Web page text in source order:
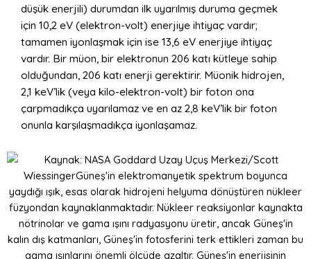
düşük enerjili) durumdan ilk uyarılmış duruma geçmek
için 10,2 eV (elektron-volt) enerjiye ihtiyaç vardır;
tamamen iyonlaşmak için ise 13,6 eV enerjiye ihtiyaç
vardır. Bir müon, bir elektronun 206 katı kütleye sahip
olduğundan, 206 katı enerji gerektirir. Müonik hidrojen,
2,1 keV’lik (veya kilo-elektron-volt) bir foton ona
çarpmadıkça uyarılamaz ve en az 2,8 keV’lik bir foton
onunla karşılaşmadıkça iyonlaşamaz.